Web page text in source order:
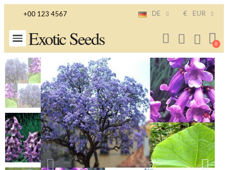
+00 123 4567 DE € EUR
Exotic Seeds